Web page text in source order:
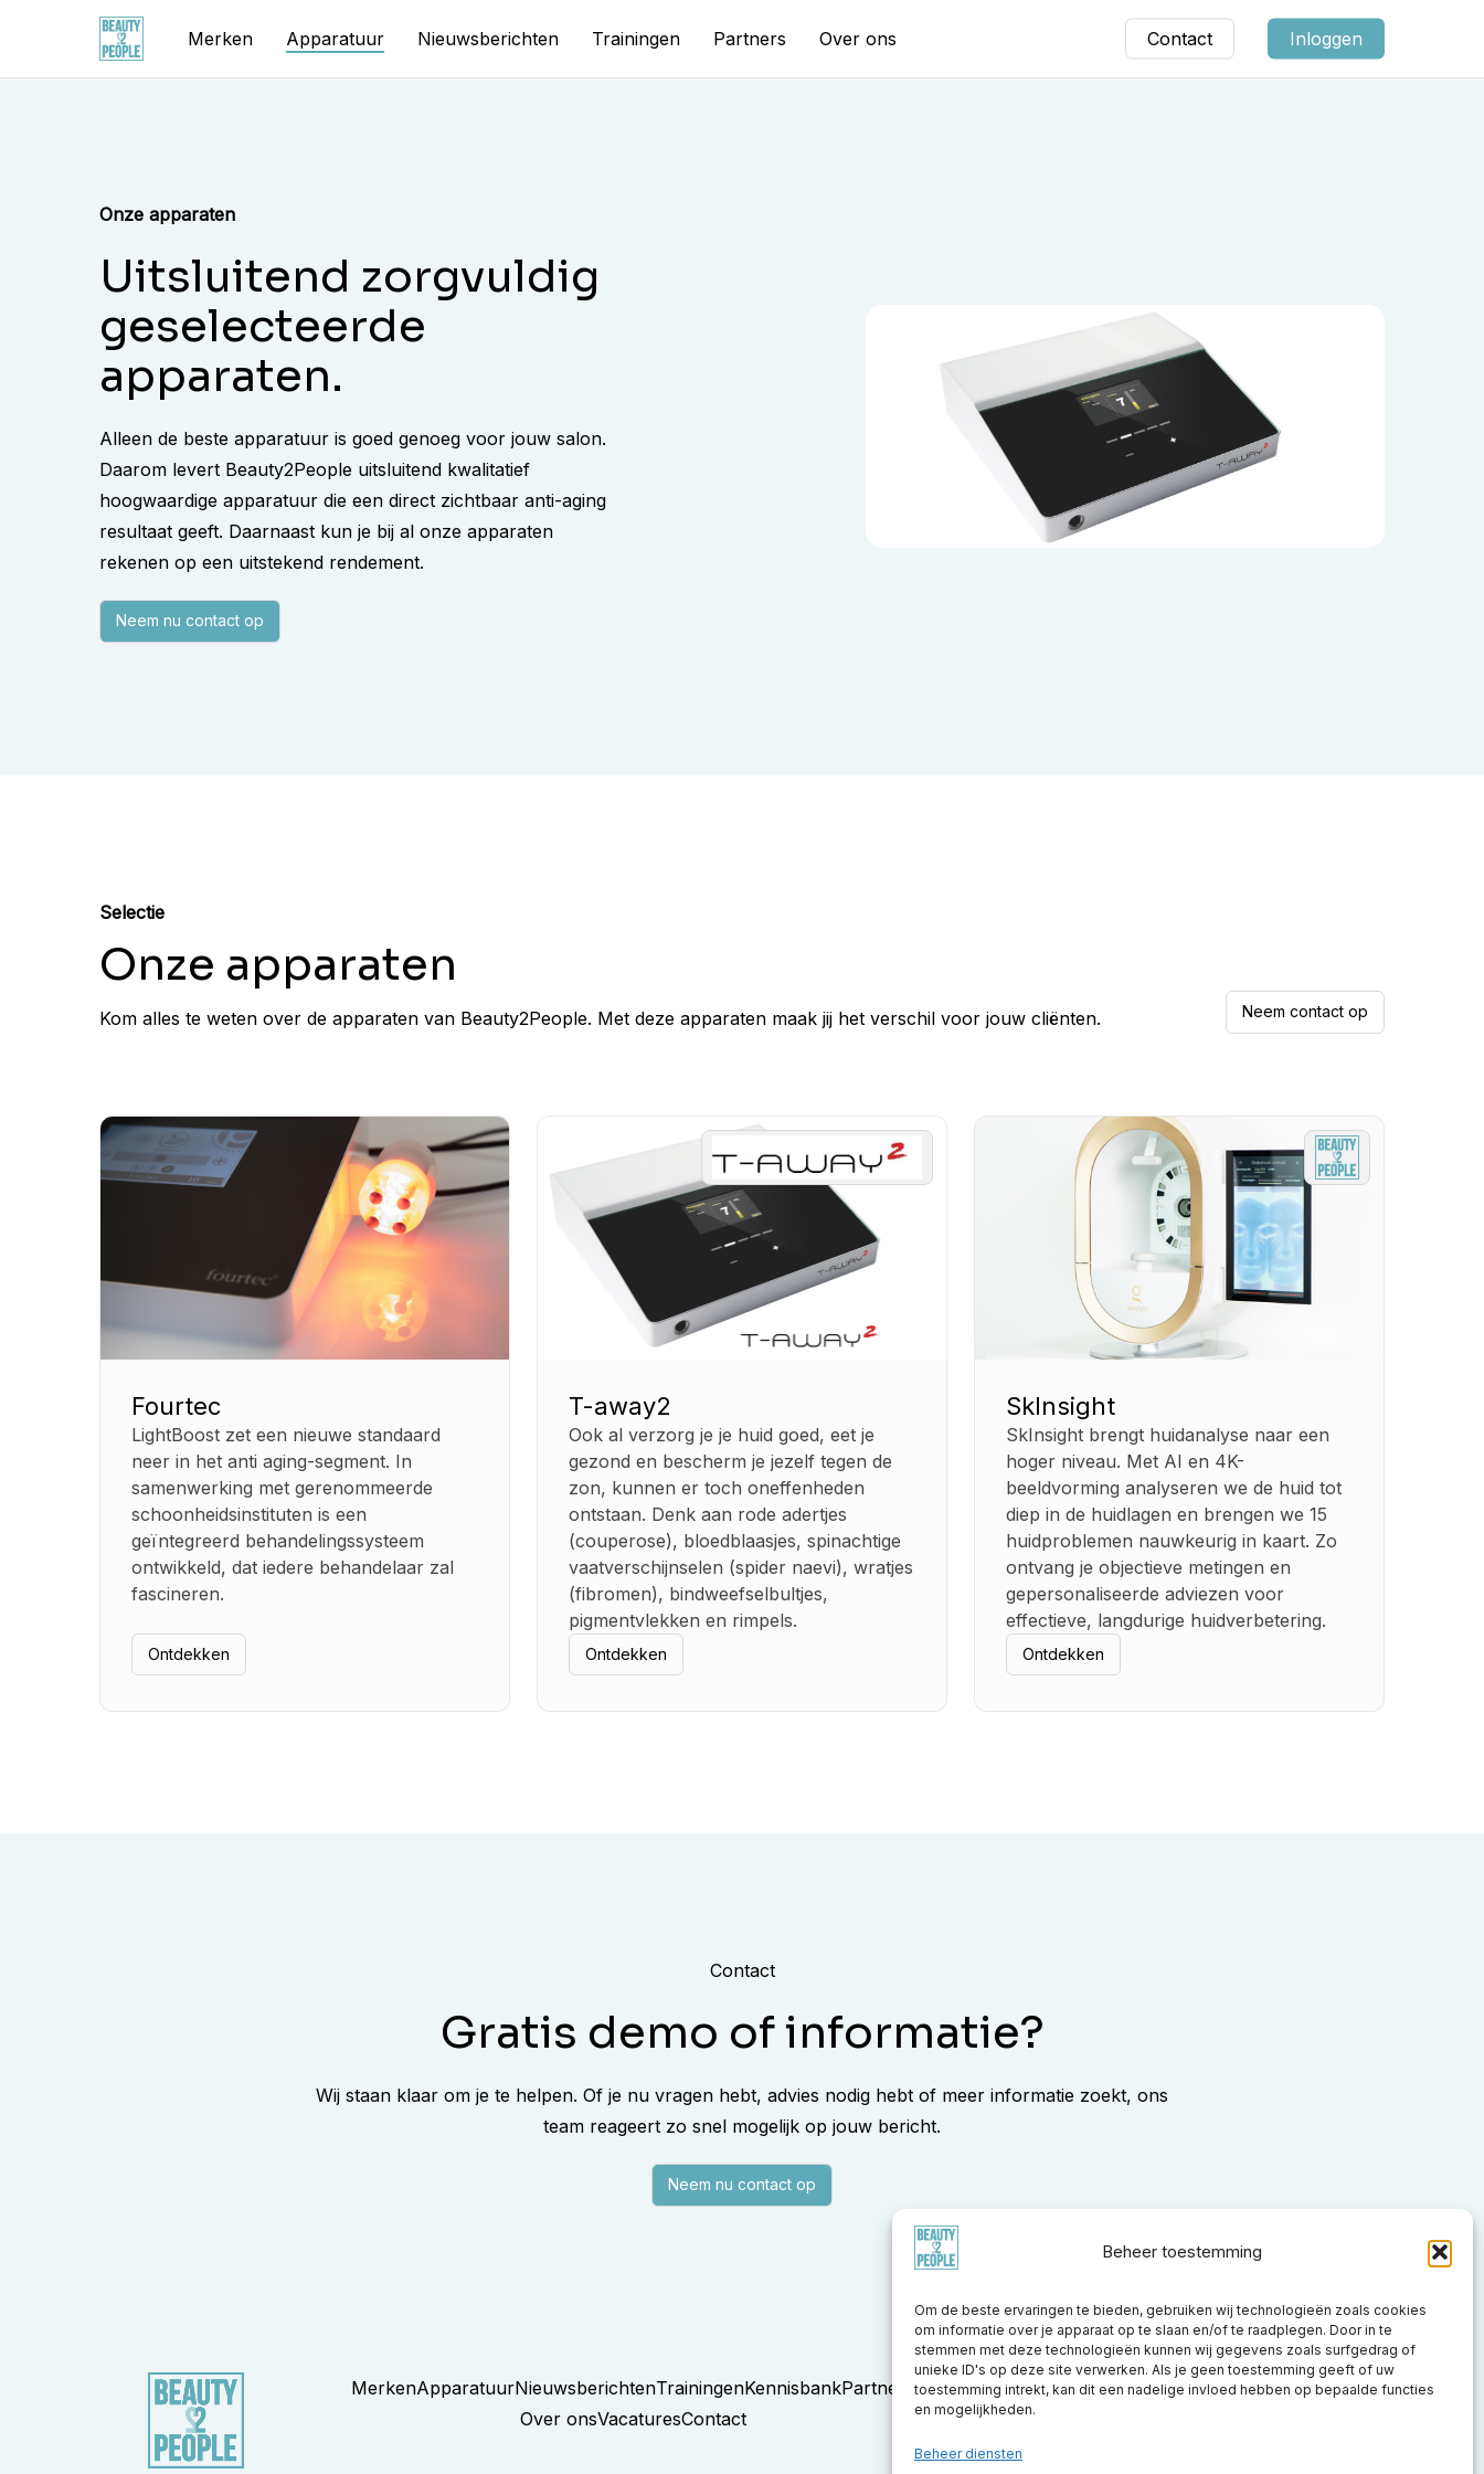
Beheer toestemming
Om de beste ervaringen te bieden, gebruiken wij technologieën zoals cookies
om informatie over je apparaat op te slaan en/of te raadplegen. Door in te
stemmen met deze technologieën kunnen wij gegevens zoals surfgedrag of
unieke ID's op deze site verwerken. Als je geen toestemming geeft of uw
toestemming intrekt, kan dit een nadelige invloed hebben op bepaalde functies
en mogelijkheden.
Beheer diensten
main
Merken Apparatuur Nieuwsberichten Trainingen Partners Over ons Contact Inloggen
Onze apparaten
Uitsluitend zorgvuldig
geselecteerde
apparaten.
Alleen de beste apparatuur is goed genoeg voor jouw salon.
Daarom levert Beauty2People uitsluitend kwalitatief
hoogwaardige apparatuur die een direct zichtbaar anti-aging
resultaat geeft. Daarnaast kun je bij al onze apparaten
rekenen op een uitstekend rendement.
Neem nu contact op
Selectie
Onze apparaten
Kom alles te weten over de apparaten van Beauty2People. Met deze apparaten maak jij het verschil voor jouw cliënten. Neem contact op
Fourtec
LightBoost zet een nieuwe standaard
neer in het anti aging-segment. In
samenwerking met gerenommeerde
schoonheidsinstituten is een
geïntegreerd behandelingssysteem
ontwikkeld, dat iedere behandelaar zal
fascineren.
Ontdekken
T-away2
Ook al verzorg je je huid goed, eet je
gezond en bescherm je jezelf tegen de
zon, kunnen er toch oneffenheden
ontstaan. Denk aan rode adertjes
(couperose), bloedblaasjes, spinachtige
vaatverschijnselen (spider naevi), wratjes
(fibromen), bindweefselbultjes,
pigmentvlekken en rimpels.
Ontdekken
SkInsight
SkInsight brengt huidanalyse naar een
hoger niveau. Met AI en 4K-
beeldvorming analyseren we de huid tot
diep in de huidlagen en brengen we 15
huidproblemen nauwkeurig in kaart. Zo
ontvang je objectieve metingen en
gepersonaliseerde adviezen voor
effectieve, langdurige huidverbetering.
Ontdekken
Contact
Gratis demo of informatie?
Wij staan klaar om je te helpen. Of je nu vragen hebt, advies nodig hebt of meer informatie zoekt, ons
team reageert zo snel mogelijk op jouw bericht.
Neem nu contact op
MerkenApparatuurNieuwsberichtenTrainingenKennisbankPartners
Over onsVacaturesContact
Beauty2People
Beauty2People
Beauty2People
Beauty2People
Beauty2People